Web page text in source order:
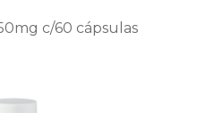
c/60 cápsulas